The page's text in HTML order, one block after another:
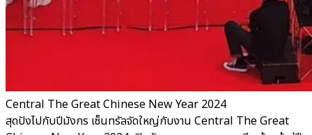
Central The Great Chinese New Year 2024
สุดปังไปกับปีมังกร เซ็นทรัลจัดใหญ่กับงาน Central The Great